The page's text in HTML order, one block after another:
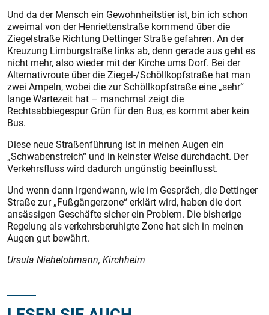
Und da der Mensch ein Gewohnheitstier ist, bin ich schon
zweimal von der Henriettenstraße kommend über die
Ziegelstraße Richtung Dettinger Straße gefahren. An der
Kreuzung Limburgstraße links ab, denn gerade aus geht es
nicht mehr, also wieder mit der Kirche ums Dorf. Bei der
Alternativroute über die Ziegel-/Schöllkopfstraße hat man
zwei Ampeln, wobei die zur Schöllkopfstraße eine „sehr“
lange Wartezeit hat – manchmal zeigt die
Rechtsabbiegespur Grün für den Bus, es kommt aber kein
Bus.
Diese neue Straßenführung ist in meinen Augen ein
„Schwabenstreich“ und in keinster Weise durchdacht. Der
Verkehrsfluss wird dadurch ungünstig beeinflusst.
Und wenn dann irgendwann, wie im Gespräch, die Dettinger
Straße zur „Fußgängerzone“ erklärt wird, haben die dort
ansässigen Geschäfte sicher ein Problem. Die bisherige
Regelung als verkehrsberuhigte Zone hat sich in meinen
Augen gut bewährt.
Ursula Niehelohmann, Kirchheim